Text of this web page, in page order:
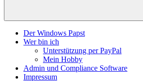
Der Windows Papst
Wer bin ich
Unterstützung per PayPal
Mein Hobby
Admin und Compliance Software
Impressum